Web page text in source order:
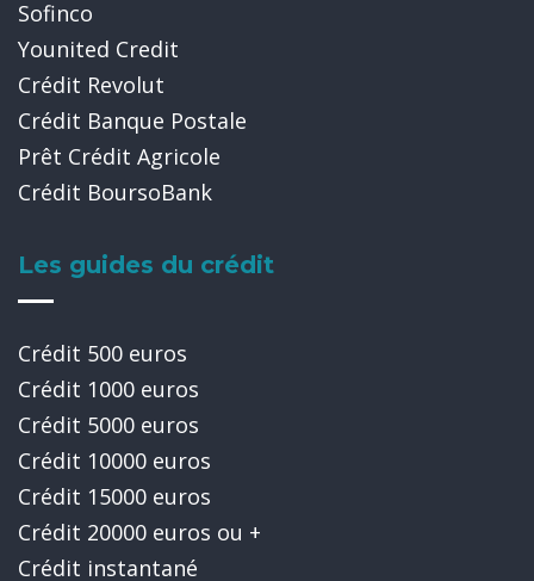
Sofinco
Younited Credit
Crédit Revolut
Crédit Banque Postale
Prêt Crédit Agricole
Crédit BoursoBank
Les guides du crédit
Crédit 500 euros
Crédit 1000 euros
Crédit 5000 euros
Crédit 10000 euros
Crédit 15000 euros
Crédit 20000 euros ou +
Crédit instantané